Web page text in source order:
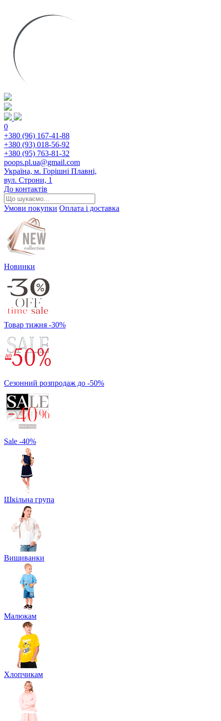
0
+380 (96) 167-41-88
+380 (93) 018-56-92
+380 (95) 763-81-32
poops.pl.ua@gmail.com
Україна, м. Горішні Плавні,
вул. Строни, 1
До контактів
Умови покупки Оплата і доставка
Новинки
Товар тижня -30%
Сезонний розпродаж до -50%
Sale -40%
Шкільна група
Вишиванки
Малюкам
Хлопчикам